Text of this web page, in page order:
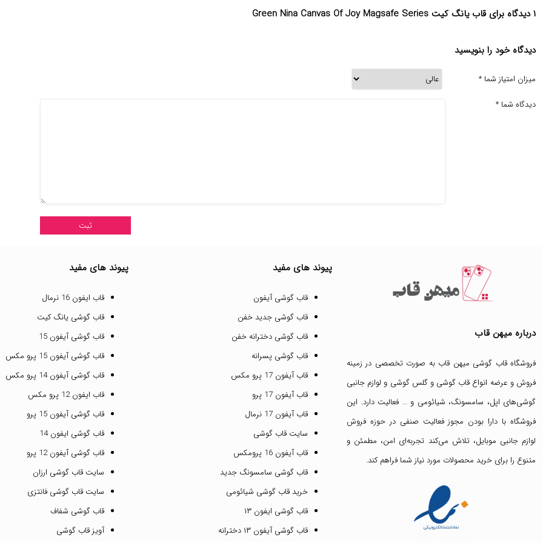
۱ دیدگاه برای قاب یانگ کیت Green Nina Canvas Of Joy Magsafe Series
دیدگاه خود را بنویسید
میزان امتیاز شما *
دیدگاه شما *
درباره میهن قاب
فروشگاه قاب گوشی میهن قاب به صورت تخصصی در زمینه
فروش و عرضه انواع قاب گوشی وگلس گوشی و لوازم جانبی
گوشی‌های اپل، سامسونگ، شیائومی و … فعالیت دارد. این
فروشگاه با دارا بودن مجوز فعالیت صنفی در حوزه فروش
لوازم جانبی موبایل، تلاش می‌کند تجربه‌ای امن، مطمئن و
متنوع را برای خرید محصولات مورد نیاز شما فراهم کند.
پیوند های مفید
قاب گوشی آیفون
قاب گوشی جدید خفن
قاب گوشی دخترانه خفن
قاب گوشی پسرانه
قاب آیفون 17 پرو مکس
قاب آیفون 17 پرو
قاب آیفون 17 نرمال
سایت قاب گوشی
قاب آیفون 16 پرومکس
قاب گوشی سامسونگ جدید
خرید قاب گوشی شیائومی
قاب گوشی ایفون ۱۳
قاب گوشی آیفون ۱۳ دخترانه
پیوند های مفید
قاب ایفون 16 نرمال
قاب گوشی یانگ کیت
قاب گوشی آیفون 15
قاب گوشی آیفون 15 پرو مکس
قاب گوشی آیفون 14 پرو مکس
قاب ایفون 12 پرو مکس
قاب گوشی آیفون 15 پرو
قاب گوشی ایفون 14
قاب گوشی آیفون 12 پرو
سایت قاب گوشی ارزان
سایت قاب گوشی فانتزی
قاب گوشی شفاف
آویز قاب گوشی